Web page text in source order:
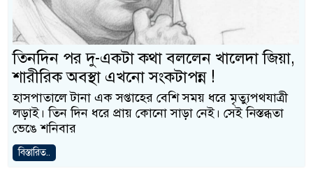
তিনদিন পর দু-একটা কথা বললেন খালেদা জিয়া,
শারীরিক অবস্থা এখনো সংকটাপন্ন !
হাসপাতালে টানা এক সপ্তাহের বেশি সময় ধরে মৃত্যুপথযাত্রী
লড়াই। তিন দিন ধরে প্রায় কোনো সাড়া নেই। সেই নিস্তব্ধতা
ভেঙে শনিবার
বিস্তারিত..